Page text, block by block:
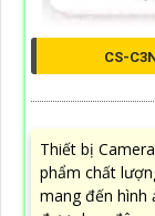
CS-
Thiết bị
phẩm chất
mang đến hình